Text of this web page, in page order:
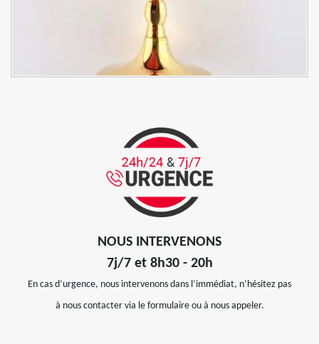
NOUS INTERVENONS
7j/7 et 8h30 - 20h
En cas d’urgence, nous intervenons dans l’immédiat, n’hésitez pas
à nous contacter via le formulaire ou à nous appeler.